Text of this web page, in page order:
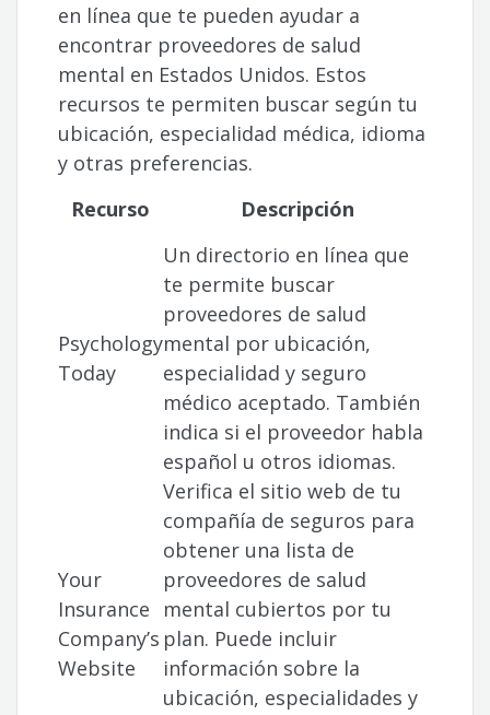
en línea que te pueden ayudar a
encontrar proveedores de salud
mental en Estados Unidos. Estos
recursos te permiten buscar según tu
ubicación, especialidad médica, idioma
y otras preferencias.
Recurso
Descripción
Psychology
Today
Un directorio en línea que
te permite buscar
proveedores de salud
mental por ubicación,
especialidad y seguro
médico aceptado. También
indica si el proveedor habla
español u otros idiomas.
Your
Insurance
Company’s
Website
Verifica el sitio web de tu
compañía de seguros para
obtener una lista de
proveedores de salud
mental cubiertos por tu
plan. Puede incluir
información sobre la
ubicación, especialidades y